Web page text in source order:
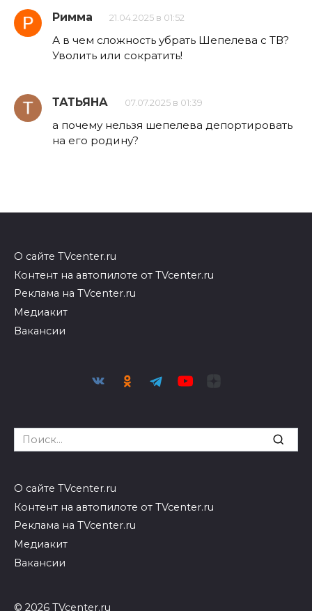
Римма 21.04.2025 в 01:52
А в чем сложность убрать Шепелева с ТВ?
Уволить или сократить!
ТАТЬЯНА 07.07.2025 в 01:39
а почему нельзя шепелева депортировать
на его родину?
О сайте TVcenter.ru
Контент на автопилоте от TVcenter.ru
Реклама на TVcenter.ru
Медиакит
Вакансии
Search
for:
О сайте TVcenter.ru
Контент на автопилоте от TVcenter.ru
Реклама на TVcenter.ru
Медиакит
Вакансии
© 2026 TVcenter.ru